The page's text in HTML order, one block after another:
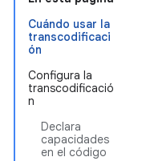
Cuándo usar la
transcodificaci
ón
Configura la
transcodificació
n
Declara
capacidades
en el código